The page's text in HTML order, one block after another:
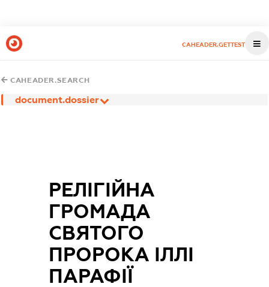
CAHEADER.GETTEST
CAHEADER.SEARCH
document.dossier
РЕЛІГІЙНА
ГРОМАДА
СВЯТОГО
ПРОРОКА ІЛЛІ
ПАРАФІЇ